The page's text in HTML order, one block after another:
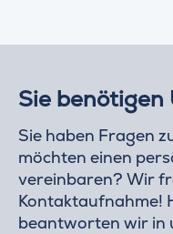
Sie
Sie haben Fragen
möchten einen
vereinbaren? Wir
Kontaktaufnahme!
beantworten wir in